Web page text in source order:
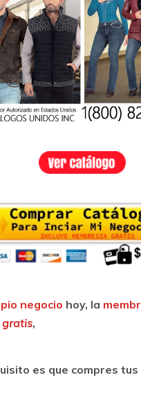
negocio hoy, la
gratis,
es que compres tus